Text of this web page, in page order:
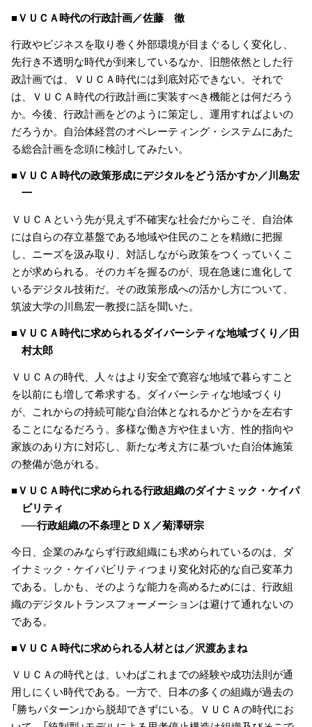
■ＶＵＣＡ時代の行政計画／佐藤 徹
行政やビジネスを取り巻く外部環境が目まぐるしく変化し、
先行き不透明な時代が到来しているなか、旧態依然とした行
政計画では、ＶＵＣＡ時代には到底対応できない。それで
は、ＶＵＣＡ時代の行政計画に実装すべき機能とは何だろう
か。今後、行政計画をどのように策定し、運用すればよいの
だろうか。自治体経営のオペレーティング・システムにあた
る総合計画を念頭に検討してみたい。
■ＶＵＣＡ時代の政策形成にデジタルをどう活かすか／川島宏
一
ＶＵＣＡという先が見えず不確実な社会だからこそ、自治体
には自らの存立基盤である地域や住民のことを精緻に把握
し、ニーズを汲み取り、対話しながら政策をつくっていくこ
とが求められる。そのカギを握るのが、現在急速に進化して
いるデジタル技術だ。その政策形成への活かし方について、
筑波大学の川島宏一教授に話を聞いた。
■ＶＵＣＡ時代に求められるダイバーシティな地域づくり／田
村太郎
ＶＵＣＡの時代、人々はより安全で寛容な地域で暮らすこと
を以前にも増して希求する。ダイバーシティな地域づくり
が、これからの持続可能な自治体となれるかどうかを左右す
ることになるだろう。多様な働き方や住まい方、性的指向や
家族のあり方に対応し、新たな考え方に基づいた自治体施策
の整備が急がれる。
■ＶＵＣＡ時代に求められる行政組織のダイナミック・ケイパ
ビリティ
──行政組織の不条理とＤＸ／菊澤研宗
今日、企業のみならず行政組織にも求められているのは、ダ
イナミック・ケイパビリティつまり変化対応的な自己変革力
である。しかも、そのような能力を高めるためには、行政組
織のデジタルトランスフォーメーションは避けて通れないの
である。
■ＶＵＣＡ時代に求められる人材とは／沢渡あまね
ＶＵＣＡの時代とは、いわばこれまでの経験や成功法則が通
用しにくい時代である。一方で、日本の多くの組織が過去の
「勝ちパターン」から脱却できずにいる。ＶＵＣＡの時代にお